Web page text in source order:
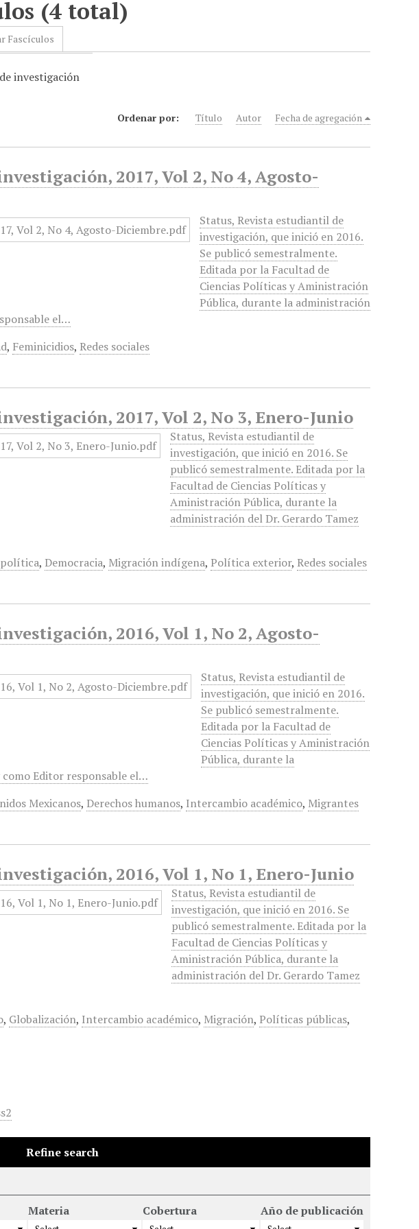
(4 total)
Fascículos
investigación
Ordenar por: Título Autor Fecha de agregación
2017, Vol 2, No 4, Agosto-
Status, Revista estudiantil de
investigación, que inició en 2016.
Se publicó semestralmente.
Editada por la Facultad de
Ciencias Políticas y Aministración
Pública, durante la administración
el…
, Feminicidios, Redes sociales
2017, Vol 2, No 3, Enero-Junio
Status, Revista estudiantil de
investigación, que inició en 2016. Se
publicó semestralmente. Editada por la
Facultad de Ciencias Políticas y
Aministración Pública, durante la
administración del Dr. Gerardo Tamez
política, Democracia, Migración indígena, Política exterior, Redes sociales
2016, Vol 1, No 2, Agosto-
Status, Revista estudiantil de
investigación, que inició en 2016.
Se publicó semestralmente.
Editada por la Facultad de
Ciencias Políticas y Aministración
Pública, durante la
como Editor responsable el…
Mexicanos, Derechos humanos, Intercambio académico, Migrantes
2016, Vol 1, No 1, Enero-Junio
Status, Revista estudiantil de
investigación, que inició en 2016. Se
publicó semestralmente. Editada por la
Facultad de Ciencias Políticas y
Aministración Pública, durante la
administración del Dr. Gerardo Tamez
, Globalización, Intercambio académico, Migración, Políticas públicas,
Refine search
Materia Cobertura Año de publicación